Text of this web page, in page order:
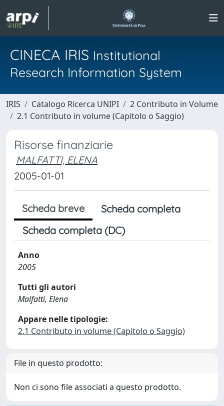
CINECA IRIS Institutional
Research Information System
IRIS Catalogo Ricerca UNIPI
2 Contributo in Volume
2.1 Contributo in volume (Capitolo o Saggio)
Risorse finanziarie
MALFATTI, ELENA
2005-01-01
Scheda breve
Scheda completa
Scheda completa (DC)
Anno
2005
Tutti gli autori
Malfatti, Elena
Appare nelle tipologie:
2.1 Contributo in volume (Capitolo o Saggio)
File in questo prodotto:
Non ci sono file associati a questo prodotto.